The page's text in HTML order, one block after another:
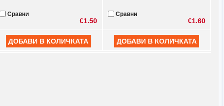
Сравни
€1.50
Сравни
€1.60